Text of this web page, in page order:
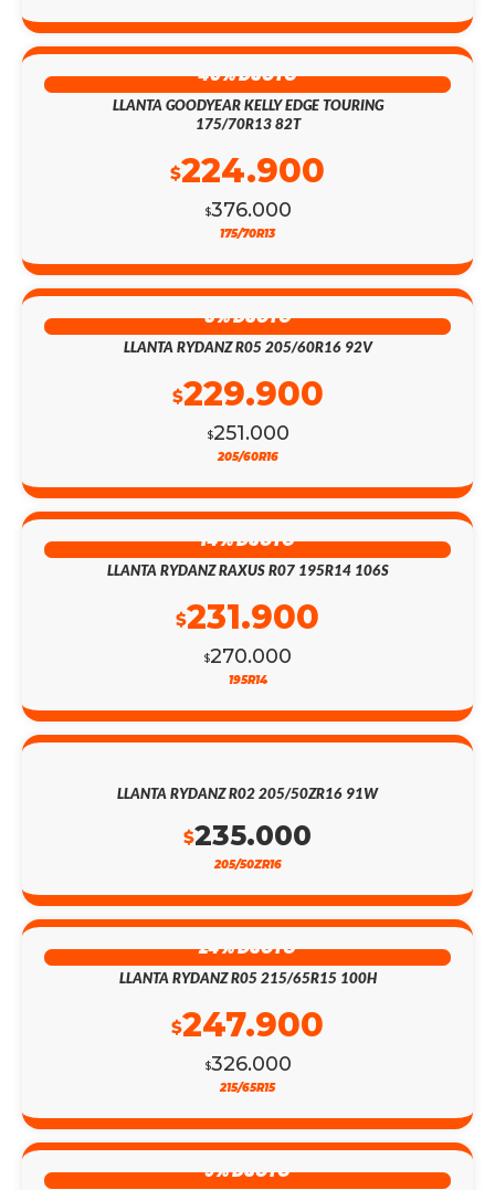
40% DSCTO
LLANTA GOODYEAR KELLY EDGE TOURING
175/70R13 82T
$376.000
$224.900
175/70R13
8% DSCTO
LLANTA RYDANZ R05 205/60R16 92V
$251.000
$229.900
205/60R16
14% DSCTO
LLANTA RYDANZ RAXUS R07 195R14 106S
$270.000
$231.900
195R14
LLANTA RYDANZ R02 205/50ZR16 91W
$235.000
205/50ZR16
24% DSCTO
LLANTA RYDANZ R05 215/65R15 100H
$326.000
$247.900
215/65R15
9% DSCTO